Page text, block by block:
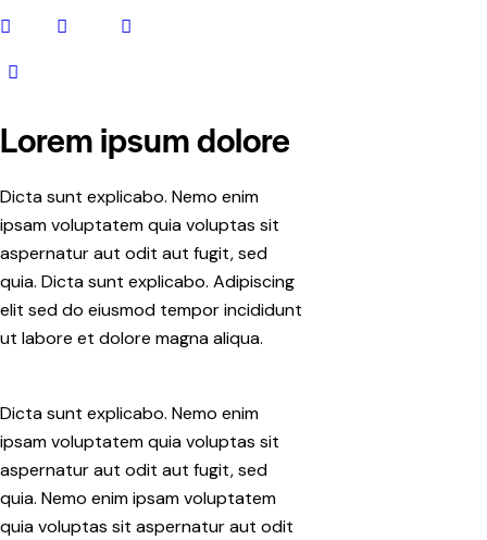
Lorem ipsum dolore
Dicta sunt explicabo. Nemo enim
ipsam voluptatem quia voluptas sit
aspernatur aut odit aut fugit, sed
quia. Dicta sunt explicabo. Adipiscing
elit sed do eiusmod tempor incididunt
ut labore et dolore magna aliqua.
Dicta sunt explicabo. Nemo enim
ipsam voluptatem quia voluptas sit
aspernatur aut odit aut fugit, sed
quia. Nemo enim ipsam voluptatem
quia voluptas sit aspernatur aut odit